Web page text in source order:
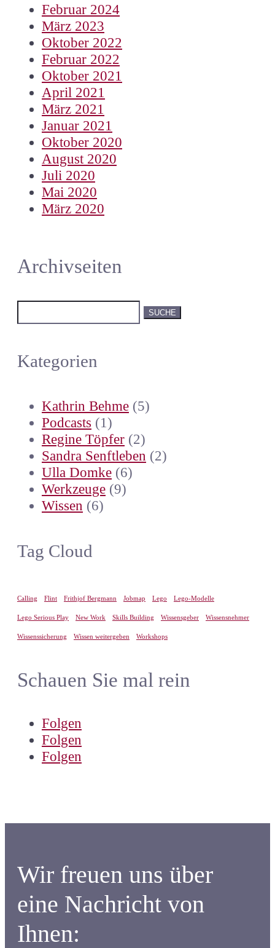
Februar 2024
März 2023
Oktober 2022
Februar 2022
Oktober 2021
April 2021
März 2021
Januar 2021
Oktober 2020
August 2020
Juli 2020
Mai 2020
März 2020
Archivseiten
nach:
Kategorien
Kathrin Behme (5)
Podcasts (1)
Regine Töpfer (2)
Sandra Senftleben (2)
Ulla Domke (6)
Werkzeuge (9)
Wissen (6)
Tag Cloud
Calling Flint Frithjof Bergmann Jobmap Lego Lego-Modelle
Lego Serious Play New Work Skills Building Wissensgeber Wissensnehmer
Wissenssicherung Wissen weitergeben Workshops
Schauen Sie mal rein
Folgen
Folgen
Folgen
Wir freuen uns über
eine Nachricht von
Ihnen: